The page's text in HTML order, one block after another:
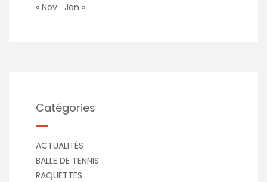
« Nov
Jan »
Catégories
ACTUALITÉS
BALLE DE TENNIS
RAQUETTES